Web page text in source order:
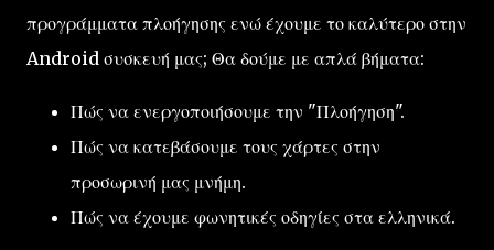
προγράμματα πλοήγησης ενώ έχουμε το καλύτερο στην
Android συσκευή μας; Θα δούμε με απλά βήματα:
Πώς να ενεργοποιήσουμε την "Πλοήγηση".
Πώς να κατεβάσουμε τους χάρτες στην
προσωρινή μας μνήμη.
Πώς να έχουμε φωνητικές οδηγίες στα ελληνικά.